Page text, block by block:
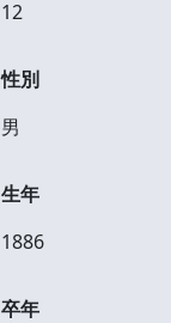
12
性別
男
生年
1886
卒年